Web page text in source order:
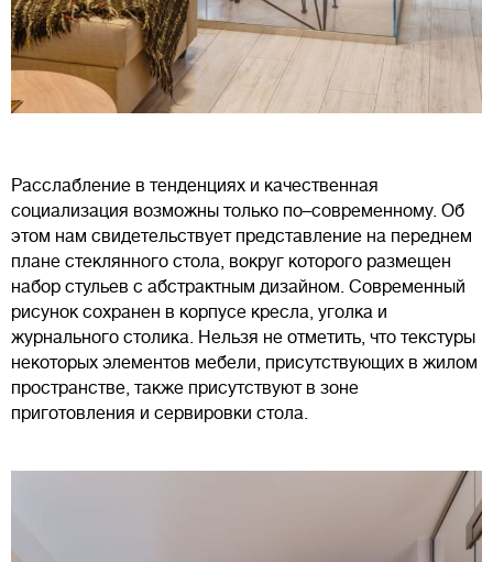
Расслабление в тенденциях и качественная
социализация возможны только по–современному. Об
этом нам свидетельствует представление на переднем
плане стеклянного стола, вокруг которого размещен
набор стульев с абстрактным дизайном. Современный
рисунок сохранен в корпусе кресла, уголка и
журнального столика. Нельзя не отметить, что текстуры
некоторых элементов мебели, присутствующих в жилом
пространстве, также присутствуют в зоне
приготовления и сервировки стола.